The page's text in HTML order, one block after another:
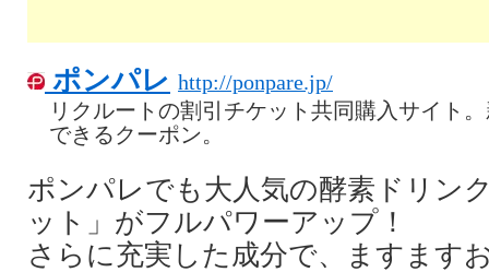
ポンパレ http://ponpare.jp/
リクルートの割引チケット共同購入サイト
できるクーポン。
ポンパレでも大人気の酵素ドリン
ット」がフルパワーアップ！
さらに充実した成分で、ますます